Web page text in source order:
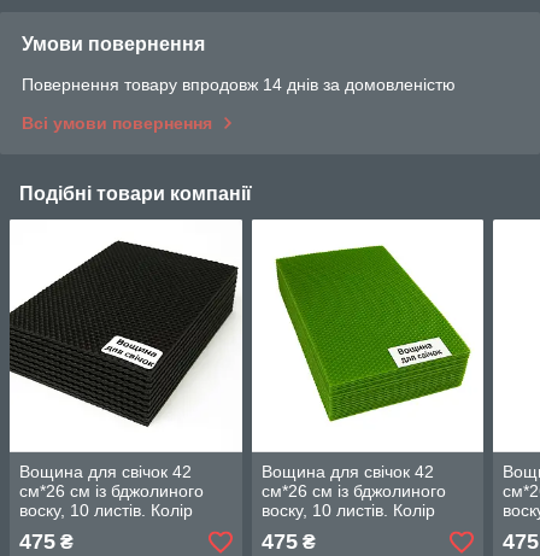
Умови повернення
Повернення товару впродовж 14 днів за домовленістю
Всі умови повернення
Подібні товари компанії
Вощина для свічок 42
см*26 см із бджолиного
воску, 10 листів. Колір
чорний
475 ₴
Вощина для свічок 42
см*26 см із бджолиного
воску, 10 листів. Колір
зелений.
475₴ 475